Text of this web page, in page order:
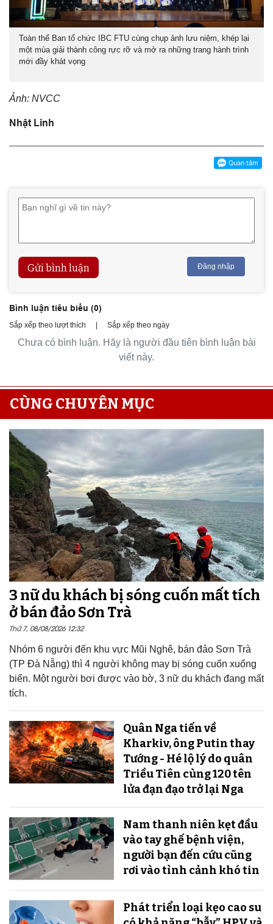
Toàn thể Ban tổ chức IBC FTU cùng chụp ảnh lưu niệm, khép lại
một mùa giải thành công rực rỡ và mở ra những trang hành trình
mới đầy khát vọng
Ảnh: NVCC
Nhật Linh
Gửi bình luận Đăng nhập
Bình luận tiêu biểu (0)
Sắp xếp theo lượt thích Sắp xếp theo ngày
Chưa có bình luận. Hãy là người đầu tiên bình luận bài
viết này.
CÙNG CHUYÊN MỤC
3 nữ du khách bị sóng cuốn mất tích
ở bán đảo Sơn Trà
Thứ 7, 08/08/2026 12:32
Nhóm 6 người đến khu vực Mũi Nghê, bán đảo Sơn Trà
(TP Đà Nẵng) thì 4 người không may bị sóng cuốn xuống
biển. Một người bơi được vào bờ, 3 nữ du khách đang mất
tích.
Quân Nga tiến về
Kharkiv, ông Putin thay
Tướng - Hé lộ lý do quân
Triều Tiên cùng 120 tên
lửa đạn đạo trở lại Nga
Nam thanh niên kẹt đầu
vào tay ghế bệnh viện,
người bạn đến cứu cũng
rơi vào tình cảnh khó tin
Phát triển loại kẹo cao su